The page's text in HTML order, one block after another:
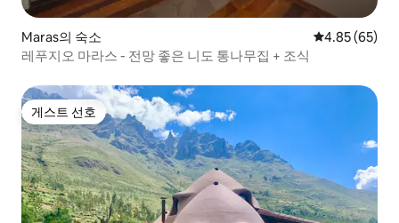
Maras의 숙소 평점 4.85점(5
4.85 (65)
레푸지오 마라스 - 전망 좋은 니도 통나무집 + 조식
게스트 선호
게스트 선호